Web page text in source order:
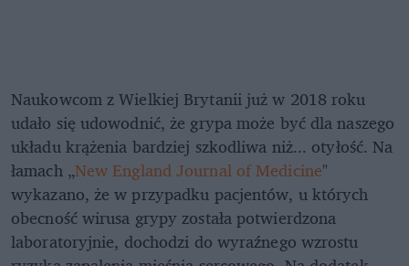
Naukowcom z Wielkiej Brytanii już w 2018 roku
udało się udowodnić, że grypa może być dla naszego
układu krążenia bardziej szkodliwa niż... otyłość. Na
łamach „New England Journal of Medicine"
wykazano, że w przypadku pacjentów, u których
obecność wirusa grypy została potwierdzona
laboratoryjnie, dochodzi do wyraźnego wzrostu